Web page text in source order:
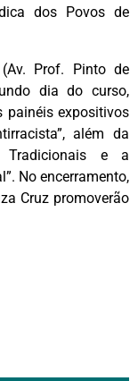
dos Povos de
Prof. Pinto de
dia do curso,
painéis expositivos
além da
Tradicionais e a
No encerramento,
Cruz promoverão